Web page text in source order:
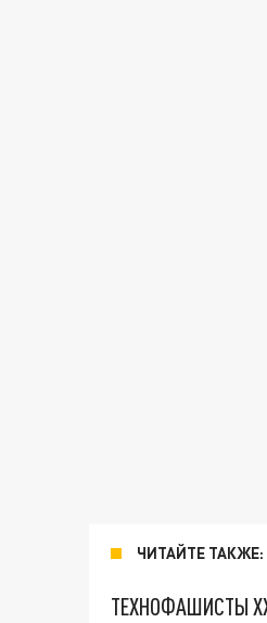
ЧИТАЙТЕ ТАКЖЕ:
ТЕХНОФАШИСТЫ